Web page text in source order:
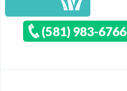
(581) 983-6766